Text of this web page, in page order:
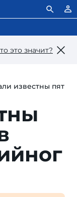
это значит?
известны пять